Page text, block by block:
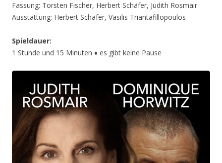
Fassung: Torsten Fischer, Herbert Schäfer, Judith Rosmair
Ausstattung: Herbert Schäfer, Vasilis Triantafillopoulos
Spieldauer:
1 Stunde und 15 Minuten ♦ es gibt keine Pause